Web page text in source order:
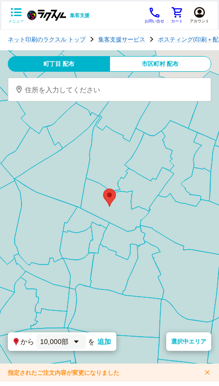
メニュー
集客支援
お問い合せ カート アカウント
テ
ン
グ
ネット印刷のラクスル トップ 集客支援サービス ポスティング(印刷＋
町丁目 配布 市区町村 配布
住所を入力してください
から 10,000部 を 追加 選択中エリア
指定されたご注文内容が変更になりました